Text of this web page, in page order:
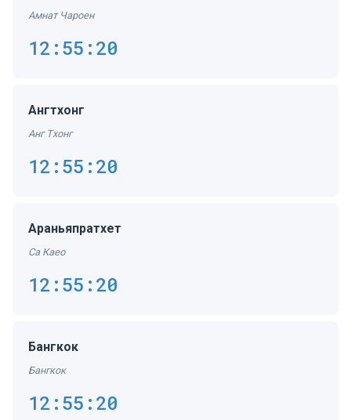
Амнат Чароен
12:55:20
Ангтхонг
Анг Тхонг
12:55:20
Араньяпратхет
Са Каео
12:55:20
Бангкок
Бангкок
12:55:20